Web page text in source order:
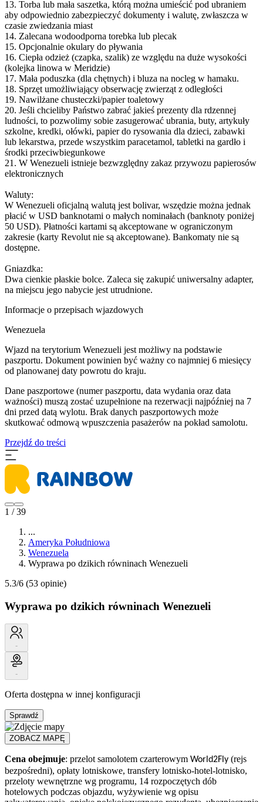
13. Torba lub mała saszetka, którą można umieścić pod ubraniem
aby odpowiednio zabezpieczyć dokumenty i walutę, zwłaszcza w
czasie zwiedzania miast
14. Zalecana wodoodporna torebka lub plecak
15. Opcjonalnie okulary do pływania
16. Ciepła odzież (czapka, szalik) ze względu na duże wysokości
(kolejka linowa w Meridzie)
17. Mała poduszka (dla chętnych) i bluza na nocleg w hamaku.
18. Sprzęt umożliwiający obserwację zwierząt z odległości
19. Nawilżane chusteczki/papier toaletowy
20. Jeśli chcieliby Państwo zabrać jakieś prezenty dla rdzennej
ludności, to pozwolimy sobie zasugerować ubrania, buty, artykuły
szkolne, kredki, ołówki, papier do rysowania dla dzieci, zabawki
lub lekarstwa, przede wszystkim paracetamol, tabletki na gardło i
środki przeciwbiegunkowe
21. W Wenezueli istnieje bezwzględny zakaz przywozu papierosów
elektronicznych
Waluty:
W Wenezueli oficjalną walutą jest bolivar, wszędzie można jednak
płacić w USD banknotami o małych nominałach (banknoty poniżej
50 USD). Płatności kartami są akceptowane w ograniczonym
zakresie (karty Revolut nie są akceptowane). Bankomaty nie są
dostępne.
Gniazdka:
Dwa cienkie płaskie bolce. Zaleca się zakupić uniwersalny adapter,
na miejscu jego nabycie jest utrudnione.
Informacje o przepisach wjazdowych
Wenezuela
Wjazd na terytorium Wenezueli jest możliwy na podstawie
paszportu. Dokument powinien być ważny co najmniej 6 miesięcy
od planowanej daty powrotu do kraju.
Dane paszportowe (numer paszportu, data wydania oraz data
ważności) muszą zostać uzupełnione na rezerwacji najpóźniej na 7
dni przed datą wylotu. Brak danych paszportowych może
skutkować odmową wpuszczenia pasażerów na pokład samolotu.
Przejdź do treści
1 / 39
...
Ameryka Południowa
Wenezuela
Wyprawa po dzikich równinach Wenezueli
5.3/6 (53 opinie)
Wyprawa po dzikich równinach Wenezueli
-
-
Oferta dostępna w innej konfiguracji
Sprawdź
ZOBACZ MAPĘ
Cena obejmuje: przelot samolotem czarterowym World2Fly (rejs
bezpośredni), opłaty lotniskowe, transfery lotnisko-hotel-lotnisko,
przeloty wewnętrzne wg programu, 14 rozpoczętych dób
hotelowych podczas objazdu, wyżywienie wg opisu